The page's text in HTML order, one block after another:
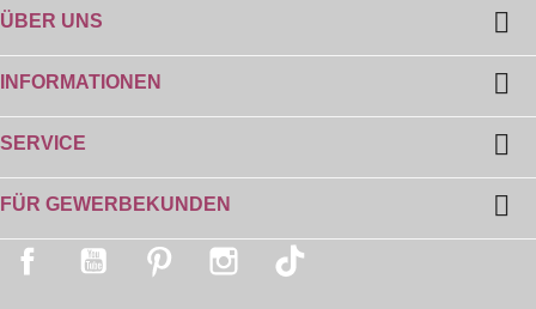
ÜBER UNS 
INFORMATIONEN 
SERVICE 
FÜR GEWERBEKUNDEN 
Facebook YouTube Pinterest Instagram